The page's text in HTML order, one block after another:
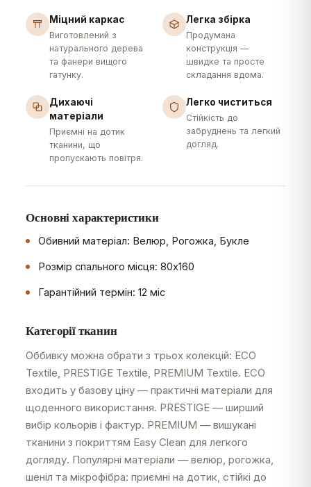
Міцний каркас
Виготовлений з
натурального дерева
та фанери вищого
гатунку.
Легка збірка
Продумана
конструкція —
швидке та просте
складання вдома.
Дихаючі
матеріали
Приємні на дотик
тканини, що
пропускають повітря.
Легко чиститься
Стійкість до
забруднень та легкий
догляд.
Основні характеристики
Обивний матеріал: Велюр, Рогожка, Букле
Розмір спального місця: 80х160
Гарантійний термін: 12 міс
Категорії тканин
Оббивку можна обрати з трьох колекцій: ECO
Textile, PRESTIGE Textile, PREMIUM Textile. ECO
входить у базову ціну — практичні матеріали для
щоденного використання. PRESTIGE — ширший
вибір кольорів і фактур. PREMIUM — вишукані
тканини з покриттям Easy Clean для легкого
догляду. Популярні матеріали — велюр, рогожка,
шеніл та мікрофібра: приємні на дотик, стійкі до